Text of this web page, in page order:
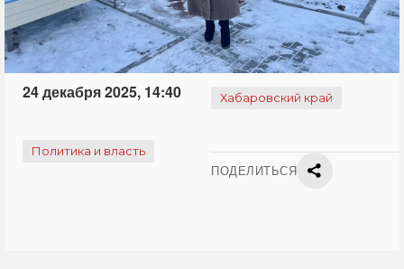
24 декабря 2025, 14:40 Хабаровский край
Политика и власть
ПОДЕЛИТЬСЯ